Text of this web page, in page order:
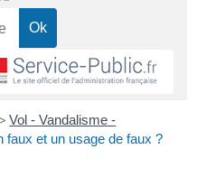
> Vol - Vandalisme -
faux et un usage de faux ?